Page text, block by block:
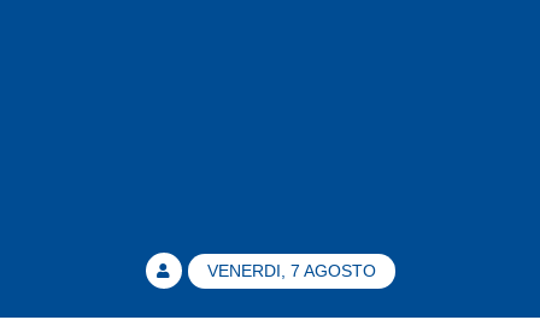
VENERDI, 7 AGOSTO